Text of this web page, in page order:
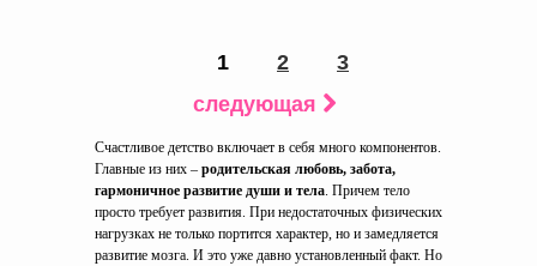
1 2
3
следующая
Счастливое детство включает в себя много компонентов.
Главные из них – родительская любовь, забота,
гармоничное развитие души и тела. Причем тело
просто требует развития. При недостаточных физических
нагрузках не только портится характер, но и замедляется
развитие мозга. И это уже давно установленный факт. Но